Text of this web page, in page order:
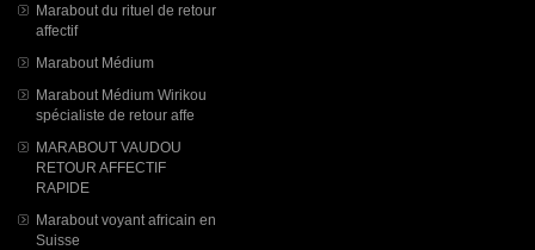
Marabout du rituel de retour
affectif
Marabout Médium
Marabout Médium Wirikou
spécialiste de retour affe
MARABOUT VAUDOU
RETOUR AFFECTIF
RAPIDE
Marabout voyant africain en
Suisse